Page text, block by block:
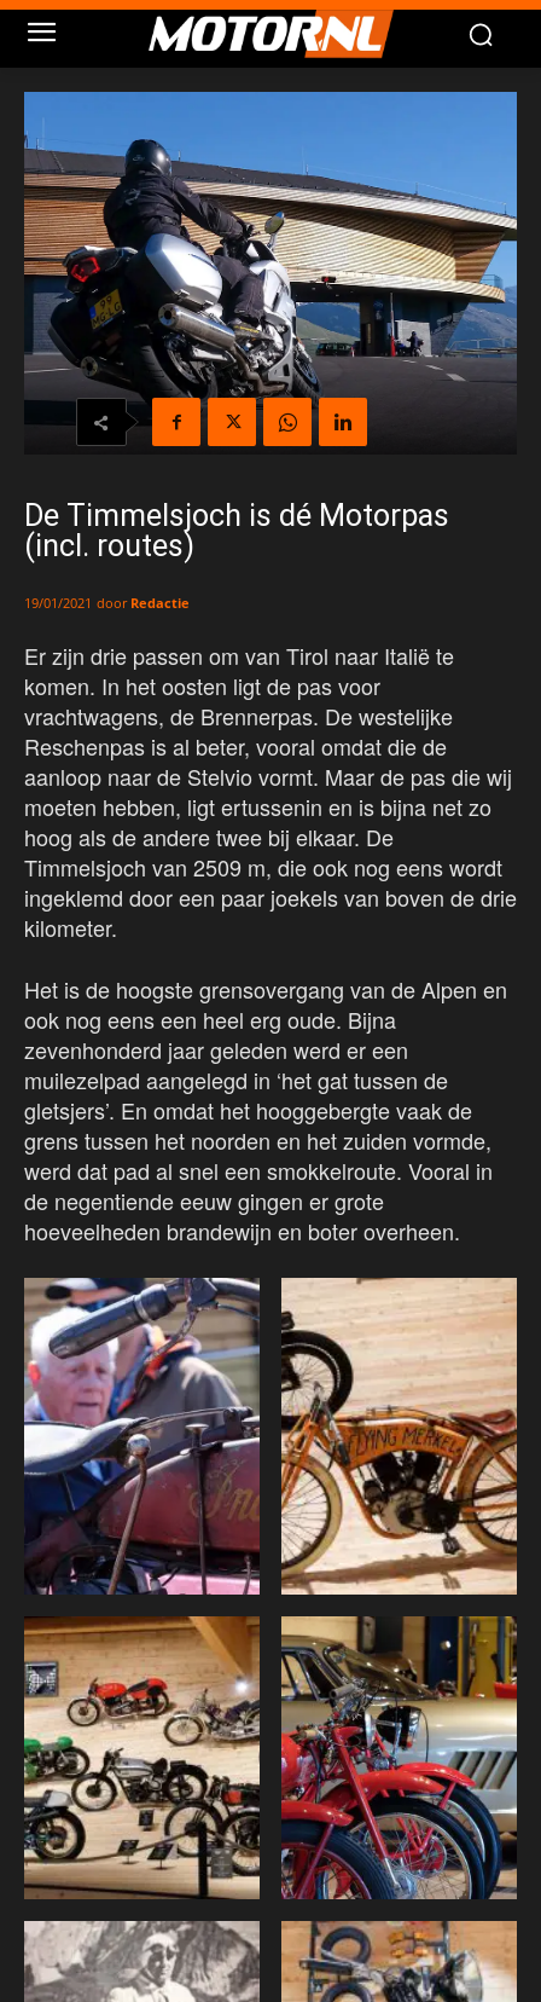
De Timmelsjoch is dé Motorpas
(incl. routes)
19/01/2021 door Redactie
Er zijn drie passen om van Tirol naar Italië te
komen. In het oosten ligt de pas voor
vrachtwagens, de Brennerpas. De westelijke
Reschenpas is al beter, vooral omdat die de
aanloop naar de Stelvio vormt. Maar de pas die wij
moeten hebben, ligt ertussenin en is bijna net zo
hoog als de andere twee bij elkaar. De
Timmelsjoch van 2509 m, die ook nog eens wordt
ingeklemd door een paar joekels van boven de drie
kilometer.
Het is de hoogste grensovergang van de Alpen en
ook nog eens een heel erg oude. Bijna
zevenhonderd jaar geleden werd er een
muilezelpad aangelegd in ‘het gat tussen de
gletsjers’. En omdat het hooggebergte vaak de
grens tussen het noorden en het zuiden vormde,
werd dat pad al snel een smokkelroute. Vooral in
de negentiende eeuw gingen er grote
hoeveelheden brandewijn en boter overheen.